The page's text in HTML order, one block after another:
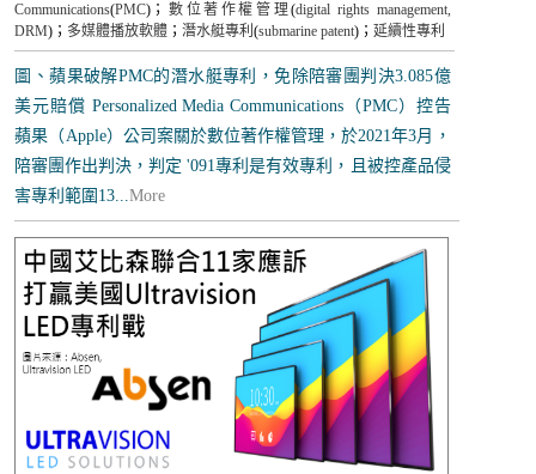
Communications(PMC)； 數位著作權管理(digital rights management,
DRM)； 多媒體播放軟體 ；潛水艇專利(submarine patent)；延續性專利
圖、蘋果破解PMC的潛水艇專利，免除陪審團判決3.085億
美元賠償 Personalized Media Communications（PMC）控告
蘋果（Apple）公司案關於數位著作權管理，於2021年3月，
陪審團作出判決，判定 '091專利是有效專利，且被控產品侵
害專利範圍13...More